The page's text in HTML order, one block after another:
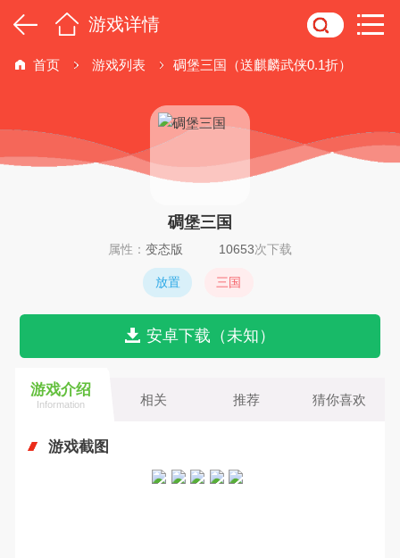
游戏详情
首页 游戏列表 碉堡三国（送麒麟武侠0.1折）
碉堡三国
属性： 变态版 10653次下载
放置 三国
安卓下载（未知）
游戏介绍
Information 相关 推荐 猜你喜欢
游戏截图